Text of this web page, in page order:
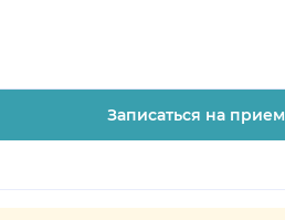
Записаться на прием